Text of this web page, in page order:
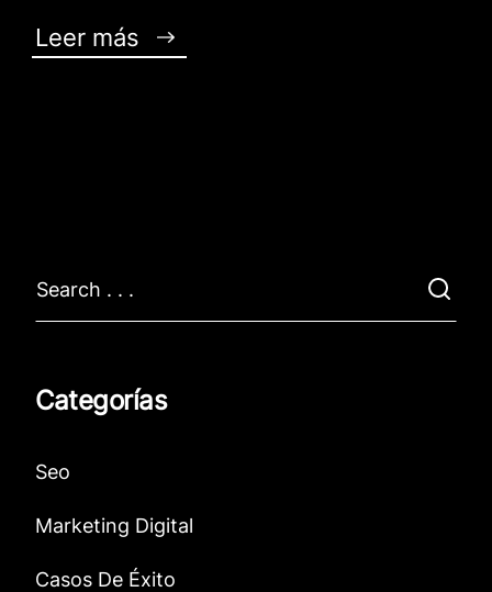
Leer más
Categorías
Seo
Marketing Digital
Casos De Éxito